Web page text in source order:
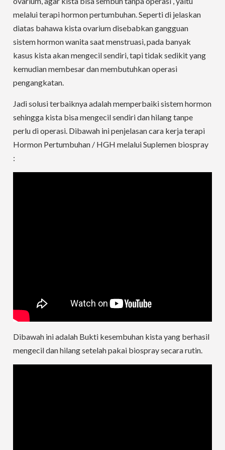
melalui terapi hormon pertumbuhan. Seperti di jelaskan
diatas bahawa kista ovarium disebabkan gangguan
sistem hormon wanita saat menstruasi, pada banyak
kasus kista akan mengecil sendiri, tapi tidak sedikit yang
kemudian membesar dan membutuhkan operasi
pengangkatan.
Jadi solusi terbaiknya adalah memperbaiki sistem hormon
sehingga kista bisa mengecil sendiri dan hilang tanpe
perlu di operasi. Dibawah ini penjelasan cara kerja terapi
Hormon Pertumbuhan / HGH melalui Suplemen biospray
:
Dibawah ini adalah Bukti kesembuhan kista yang berhasil
mengecil dan hilang setelah pakai biospray secara rutin.